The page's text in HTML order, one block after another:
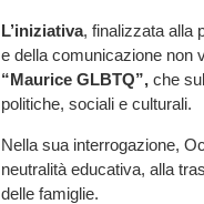
L’iniziativa, finalizzata alla
e della comunicazione non
“Maurice GLBTQ”, che
politiche, sociali e culturali.
Nella sua interrogazione,
neutralità educativa, alla
delle famiglie.